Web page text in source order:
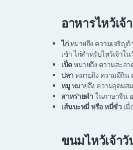
อาหารไหว้เ
ไก่หมายถึง ความเจริญ
เช้า ไก่สำหรับไหว้เจ้าใ
เป็ดหมายถึง ความสะอ
ปลา หมายถึง ความมีกิน
หมูหมายถึง ความอุดม
สาหร่ายดำ ในภาษาจีน
เส้นบะหมี่ หรือ หมี่ซั่วเมื่
ขนมไหว้เจ้า